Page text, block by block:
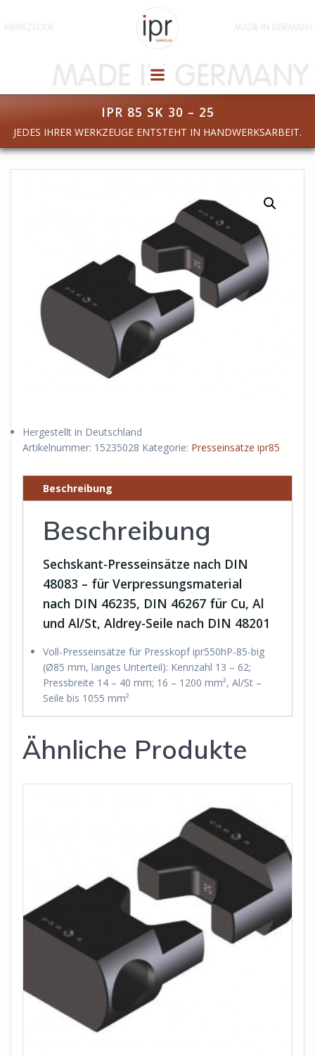
Inhalt
IPR 85 SK 30 – 25
JEDES IHRER WERKZEUGE ENTSTEHT IN HANDWERKSARBEIT.
Hergestellt in Deutschland
Artikelnummer: 15235028 Kategorie: Presseinsätze ipr85
Beschreibung
Beschreibung
Sechskant-Presseinsätze nach DIN
48083 – für Verpressungsmaterial
nach DIN 46235, DIN 46267 für Cu, Al
und Al/St, Aldrey-Seile nach DIN 48201
Voll-Presseinsätze für Presskopf ipr550hP-85-big
(Ø85 mm, langes Unterteil): Kennzahl 13 – 62;
Pressbreite 14 – 40 mm; 16 – 1200 mm², Al/St –
Seile bis 1055 mm²
Ähnliche Produkte